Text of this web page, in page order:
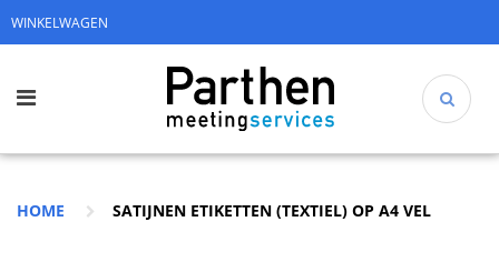
WINKELWAGEN
HOME SATIJNEN ETIKETTEN (TEXTIEL) OP A4 VEL